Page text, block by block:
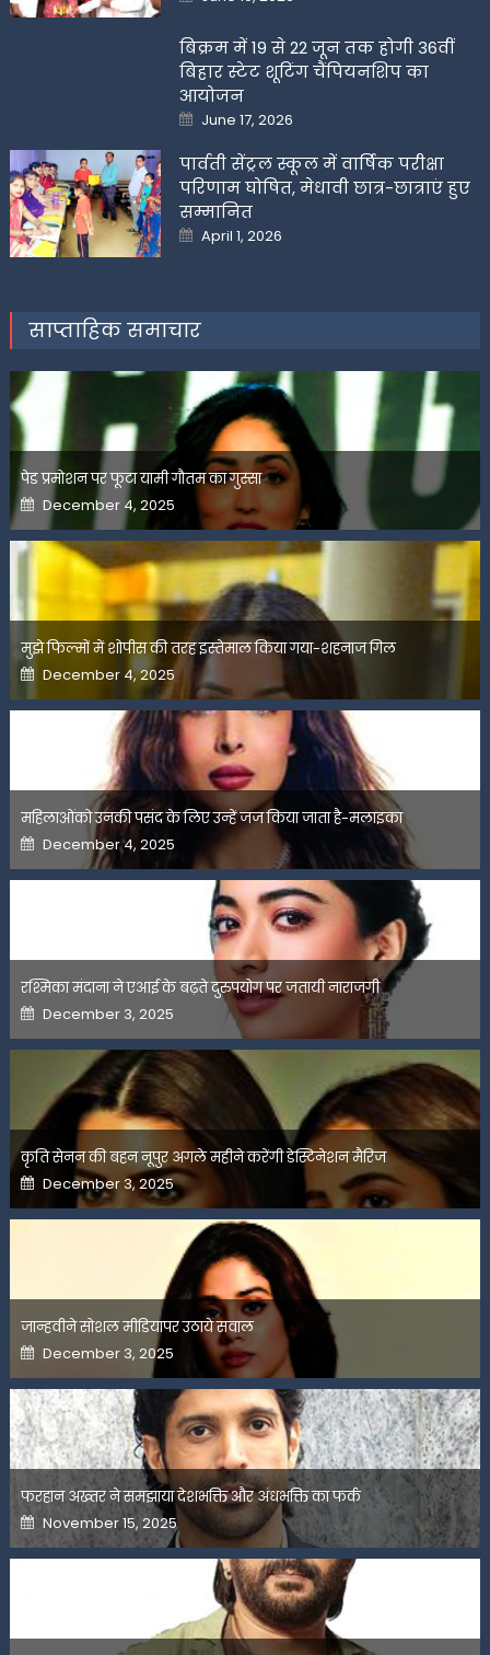
on
बिक्रम में 19 से 22 जून तक होगी 36वीं
बिहार स्टेट शूटिंग चैंपियनशिप का
आयोजन
Posted
on
June 17, 2026
पार्वती सेंट्रल स्कूल में वार्षिक परीक्षा
परिणाम घोषित, मेधावी छात्र-छात्राएं हुए
सम्मानित
Posted
on
April 1, 2026
साप्ताहिक समाचार
पेड प्रमोशन पर फूटा यामी गौतम का गुस्सा
Posted
on
December 4, 2025
मुझे फिल्मों में शोपीस की तरह इस्तेमाल किया गया-शहनाज गिल
Posted
on
December 4, 2025
महिलाओंको उनकी पसंद के लिए उन्हें जज किया जाता है-मलाइका
Posted
on
December 4, 2025
रश्मिका मंदाना ने एआई के बढ़ते दुरुपयोग पर जतायी नाराजगी
Posted
on
December 3, 2025
कृति सेनन की बहन नूपुर अगले महीने करेंगी डेस्टिनेशन मैरिज
Posted
on
December 3, 2025
जान्हवीने सोशल मीडियापर उठाये सवाल
Posted
on
December 3, 2025
फरहान अख्तर ने समझाया देशभक्ति और अंधभक्ति का फर्क
Posted
on
November 15, 2025